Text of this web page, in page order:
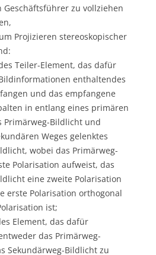
Geschäftsführer zu vollziehen
Projizieren stereoskopischer
Teiler-Element, das dafür
enthaltendes
und das empfangene
in entlang eines primären
Primärweg-Bildlicht und
Weges gelenktes
wobei das Primärweg-
Polarisation aufweist, das
eine zweite Polarisation
erste Polarisation orthogonal
ist;
Element, das dafür
das Primärweg-
Sekundärweg-Bildlicht zu